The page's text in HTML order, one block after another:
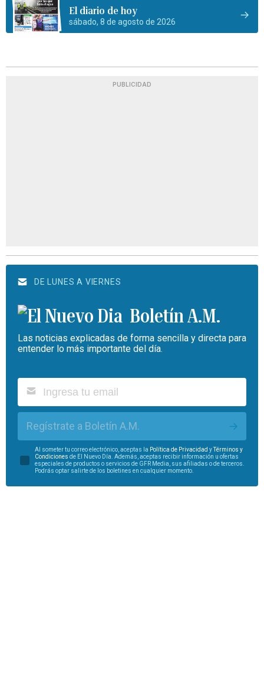
El diario de hoy
sábado, 8 de agosto de 2026
PUBLICIDAD
DE LUNES A VIERNES
Boletín A.M.
Las noticias explicadas de forma sencilla y directa para
entender lo más importante del día.
Regístrate a Boletín A.M.
Al someter tu correo electrónico, aceptas la Política de Privacidad yTérminos y
Condiciones de El Nuevo Día. Además, aceptas recibir información u ofertas
especiales de productos o servicios de GFR Media, sus afiliadas o de terceros.
Podrás optar salirte de los boletines en cualquier momento.